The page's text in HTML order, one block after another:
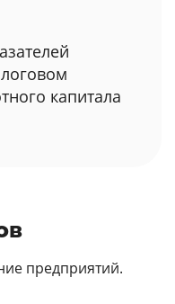
капитала
предприятий.